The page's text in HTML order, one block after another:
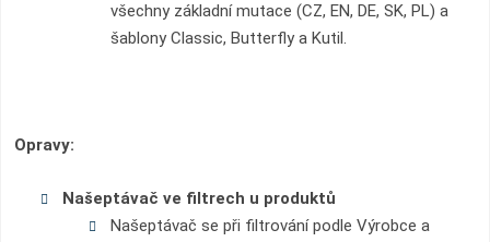
všechny základní mutace (CZ, EN, DE, SK, PL) a
šablony Classic, Butterfly a Kutil.
Opravy:
Našeptávač ve filtrech u produktů
Našeptávač se při filtrování podle Výrobce a